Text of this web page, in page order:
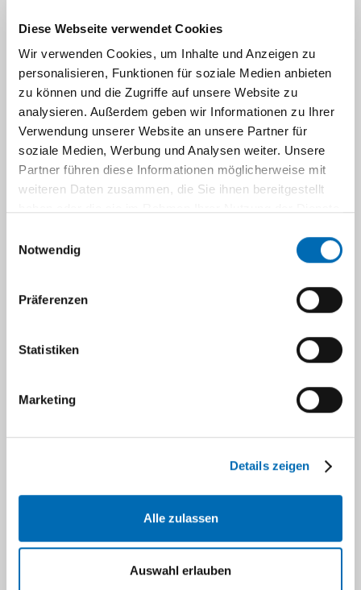
Diese Webseite verwendet Cookies
Wir verwenden Cookies, um Inhalte und Anzeigen zu
personalisieren, Funktionen für soziale Medien anbieten
zu können und die Zugriffe auf unsere Website zu
analysieren. Außerdem geben wir Informationen zu Ihrer
Verwendung unserer Website an unsere Partner für
soziale Medien, Werbung und Analysen weiter. Unsere
Partner führen diese Informationen möglicherweise mit
weiteren Daten zusammen, die Sie ihnen bereitgestellt
Notwendig
Präferenzen
Statistiken
Marketing
Details zeigen
Alle zulassen
Auswahl erlauben
kann insbesondere eine beruflich erworbene
Infektion frühzeitig festgestellt und
gegebenenfalls behandelt, sowie auch beim
Unfallversicherungsträger als Berufskrankheit
anerkannt werden.
Daher hat jeder Studierende der Medizin oder
Zahnmedizin vor Beginn einer praktischen
Tätigkeit in der Klinik eine entsprechende
Status, sowie erforderliche Impfungen
Blutabnahmezeiten und Impfungen:
Täglich außer Mittwoch: 8:00 - 11:00 Uhr
ohne Voranmeldung mit Impfausweis
Betriebsärztlichen Dienst zur Kontrolle der
Hepatitis B- und C-Serologie. (Mit
Personal- und Studierendenausweis)
Sorgen Sie dafür, dass Sie Ihren HIV-
Die Hepatitis B-Impfung ist für alle